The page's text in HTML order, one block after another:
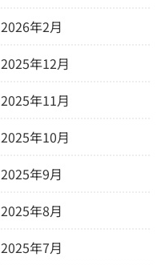
2026年2月
2025年12月
2025年11月
2025年10月
2025年9月
2025年8月
2025年7月